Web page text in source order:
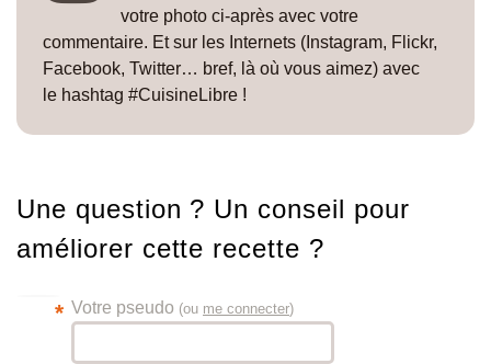
votre photo ci-après avec votre
commentaire. Et sur les Internets (Instagram, Flickr,
Facebook, Twitter… bref, là où vous aimez) avec
le hashtag #CuisineLibre !
Une question ? Un conseil pour
améliorer cette recette ?
Votre pseudo
* (ou me connecter)